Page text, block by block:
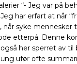
“- Jeg var på
har erfart at når
når syke mennesker
etterpå. Denne
her sperret av til
ung ufør ofte